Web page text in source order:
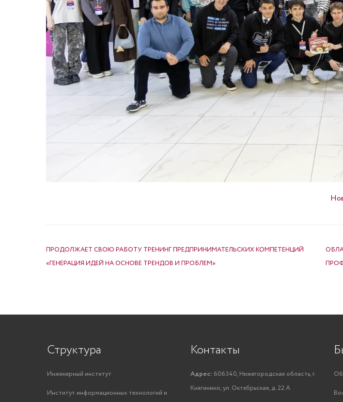
ПРОДОЛЖАЕТ СВОЮ РАБОТУ ТРЕНИНГ ПРЕДПРИНИМАТЕЛЬСКИХ КОМПЕТЕНЦИЙ
«ГЕНЕРАЦИЯ ИДЕЙ НА ОСНОВЕ ТРЕНДОВ И ПРОБЛЕМ»
Структура
Инженерный институт
Институт информационных технологий и
Контакты
Адрес: 606340, Нижегородская область, г.
Княгинино, ул. Октябрьская, д. 22 А